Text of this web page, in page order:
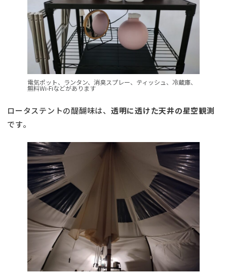
電気ポット、ランタン、消臭スプレー、ティッシュ、冷蔵庫、
無料Wi-Fiなどがあります
ロータステントの醍醐味は、 透明に透けた天井の星空観測
です。